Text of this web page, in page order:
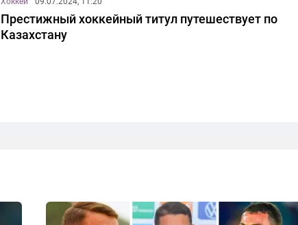
Престижный хоккейный титул путешествует по
Казахстану